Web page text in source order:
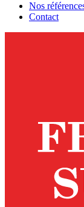
Nos
Contact